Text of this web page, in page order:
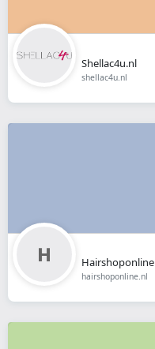
Shellac4u.nl
shellac4u.nl
Hairshoponline
hairshoponline.nl